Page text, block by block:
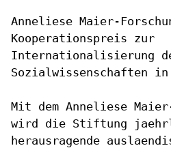
Anneliese Maier-
Kooperationspreis zur
Internationalisierung
Sozialwissenschaften in
Mit dem Anneliese
wird die Stiftung
herausragende